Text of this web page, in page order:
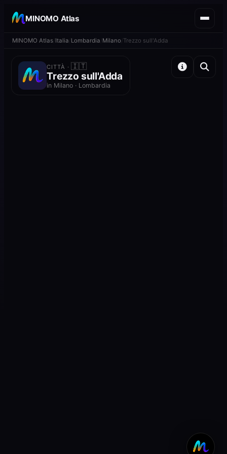
MINOMO Atlas
MINOMO Atlas Italia Lombardia Milano Trezzo sull'Adda
CITTÀ ·🇮🇹
Trezzo sull'Adda
in Milano · Lombardia